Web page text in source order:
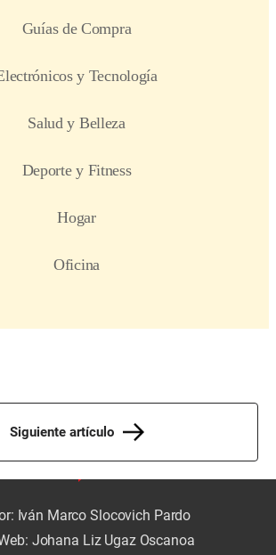
Siguiente artículo
Iván Marco Slocovich Pardo
Johana Liz Ugaz Oscanoa